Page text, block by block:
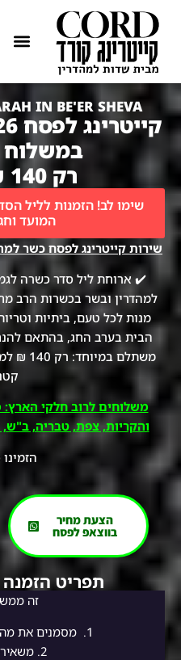
IN BE'ER SHEVA
קייטרינג לפסח 2026 כשר למהדרין
רק 140 ₪ למנה!
שימו לב! הזמנות לליל
המועד
שירות קייטרינג לפסח כשר למהדרין
✔️ ארוחת ליל סדר כשרה
למהדרין ובשר בכשרות הרב
מנות לכל טעם, ביתיות
הבית בערב החג, בהתאם
משתלם
משלוחים לרוב חלקי הארץ:
והקריות, צפת, טבריה, ב"ש,
הצעת מחיר
בווצאפ לפסח
תפריט הזמנה
זה
1.
מסמנים את
2.